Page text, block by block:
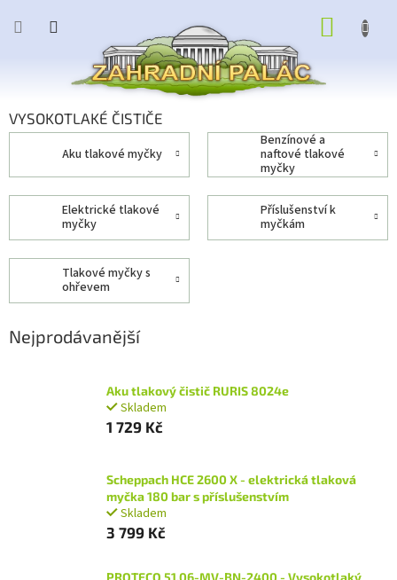
VYSOKOTLAKÉ ČISTIČE
aku tlakové myčky
benzínové a
naftové tlakové
myčky
elektrické tlakové
myčky
příslušenství k
myčkám
tlakové myčky s
ohřevem
Nejprodávanější
Aku tlakový čistič RURIS 8024e
Skladem
1 729 Kč
Scheppach HCE 2600 X - elektrická tlaková
myčka 180 bar s příslušenstvím
Skladem
3 799 Kč